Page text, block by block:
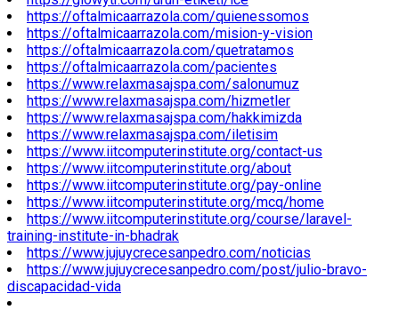
https://oftalmicaarrazola.com/quienessomos
https://oftalmicaarrazola.com/mision-y-vision
https://oftalmicaarrazola.com/quetratamos
https://oftalmicaarrazola.com/pacientes
https://www.relaxmasajspa.com/salonumuz
https://www.relaxmasajspa.com/hizmetler
https://www.relaxmasajspa.com/hakkimizda
https://www.relaxmasajspa.com/iletisim
https://www.iitcomputerinstitute.org/contact-us
https://www.iitcomputerinstitute.org/about
https://www.iitcomputerinstitute.org/pay-online
https://www.iitcomputerinstitute.org/mcq/home
https://www.iitcomputerinstitute.org/course/laravel-
training-institute-in-bhadrak
https://www.jujuycrecesanpedro.com/noticias
https://www.jujuycrecesanpedro.com/post/julio-bravo-
discapacidad-vida